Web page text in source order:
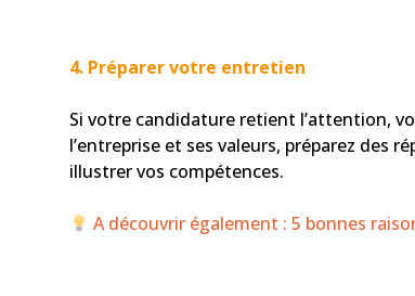
4. Préparer votre entretien
Si votre candidature retient l’attention,
l’entreprise et ses valeurs, préparez des
illustrer vos compétences.
A découvrir également : 5 bonnes